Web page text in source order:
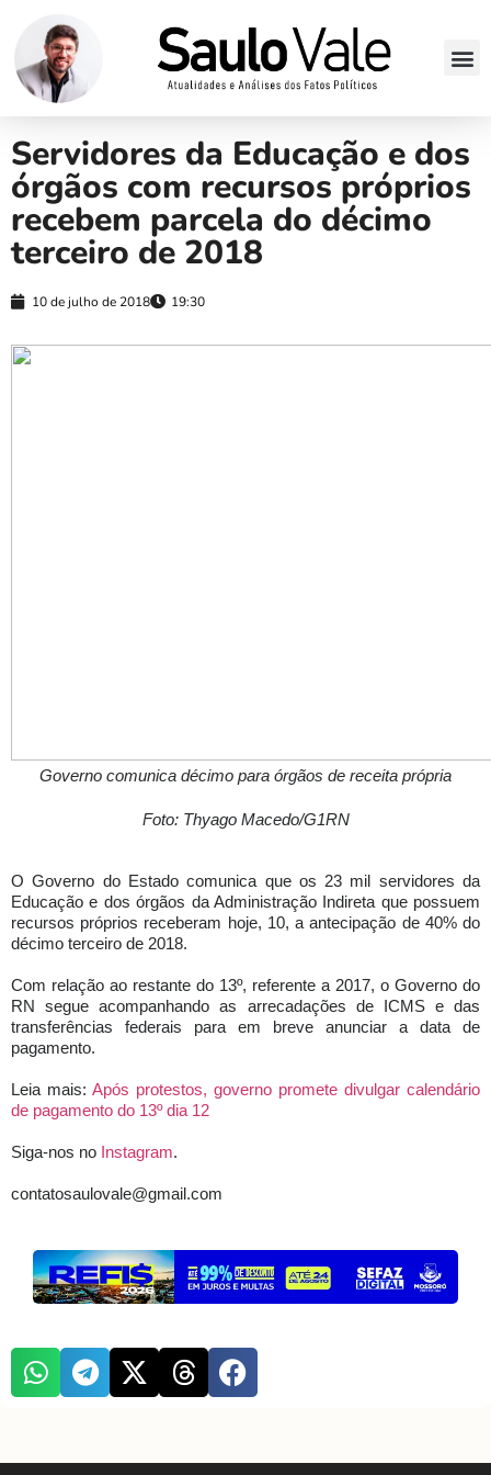
Servidores da Educação e dos
órgãos com recursos próprios
recebem parcela do décimo
terceiro de 2018
10 de julho de 2018 19:30
Governo comunica décimo para órgãos de receita própria
Foto: Thyago Macedo/G1RN
O Governo do Estado comunica que os 23 mil servidores da
Educação e dos órgãos da Administração Indireta que possuem
recursos próprios receberam hoje, 10, a antecipação de 40% do
décimo terceiro de 2018.
Com relação ao restante do 13º, referente a 2017, o Governo do
RN segue acompanhando as arrecadações de ICMS e das
transferências federais para em breve anunciar a data de
pagamento.
Leia mais: Após protestos, governo promete divulgar calendário
de pagamento do 13º dia 12
Siga-nos no Instagram.
contatosaulovale@gmail.com